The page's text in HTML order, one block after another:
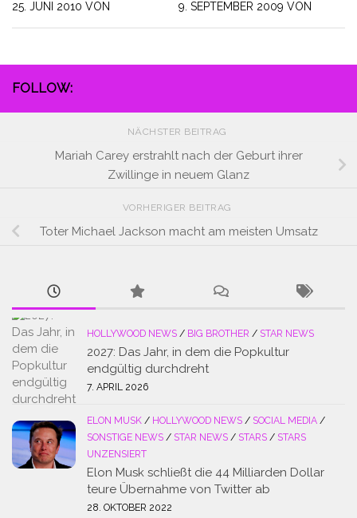
25. JUNI 2010 VON 9. SEPTEMBER 2009 VON
FOLLOW:
NÄCHSTER BEITRAG
Mariah Carey erstrahlt nach der Geburt ihrer
Zwillinge in neuem Glanz
VORHERIGER BEITRAG
Toter Michael Jackson macht am meisten Umsatz
HOLLYWOOD NEWS / BIG BROTHER / STAR NEWS
2027: Das Jahr, in dem die Popkultur
endgültig durchdreht
7. APRIL 2026
ELON MUSK / HOLLYWOOD NEWS / SOCIAL MEDIA /
SONSTIGE NEWS / STAR NEWS / STARS / STARS
UNZENSIERT
Elon Musk schließt die 44 Milliarden Dollar
teure Übernahme von Twitter ab
28. OKTOBER 2022